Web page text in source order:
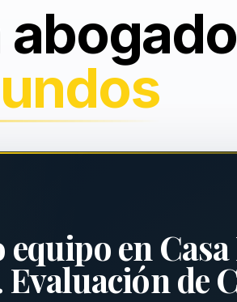
abogado
en
de